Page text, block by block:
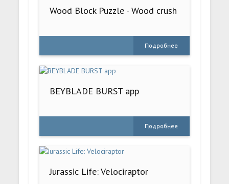
Wood Block Puzzle - Wood crush
Подробнее
BEYBLADE BURST app
Подробнее
Jurassic Life: Velociraptor